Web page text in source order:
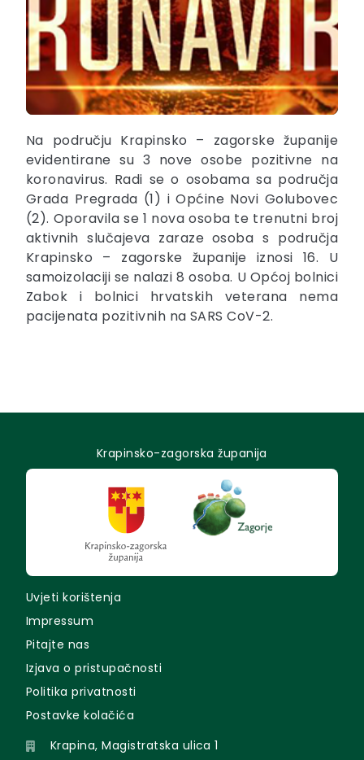
Na području Krapinsko – zagorske županije
evidentirane su 3 nove osobe pozitivne na
koronavirus. Radi se o osobama sa područja
Grada Pregrada (1) i Općine Novi Golubovec
(2). Oporavila se 1 nova osoba te trenutni broj
aktivnih slučajeva zaraze osoba s područja
Krapinsko – zagorske županije iznosi 16. U
samoizolaciji se nalazi 8 osoba. U Općoj bolnici
Zabok i bolnici hrvatskih veterana nema
pacijenata pozitivnih na SARS CoV-2.
Krapinsko-zagorska županija
Uvjeti korištenja
Impressum
Pitajte nas
Izjava o pristupačnosti
Politika privatnosti
Postavke kolačića
Krapina, Magistratska ulica 1